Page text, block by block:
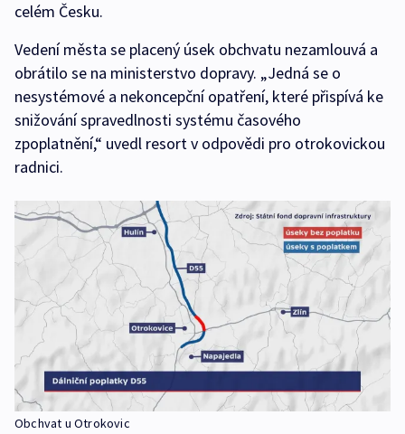
celém Česku.
Vedení města se placený úsek obchvatu nezamlouvá a
obrátilo se na ministerstvo dopravy. „Jedná se o
nesystémové a nekoncepční opatření, které přispívá ke
snižování spravedlnosti systému časového
zpoplatnění,“ uvedl resort v odpovědi pro otrokovickou
radnici.
Obchvat u Otrokovic